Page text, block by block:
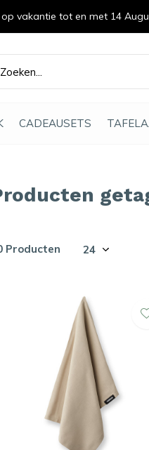
CADEAUSETS
gemaakt
Producten
vakantie tot en met 14